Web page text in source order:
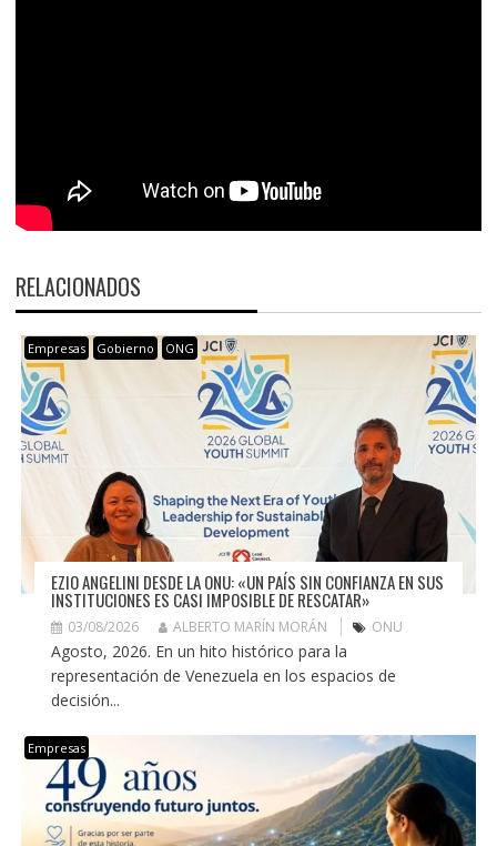
RELACIONADOS
Empresas Gobierno ONG
EZIO ANGELINI DESDE LA ONU: «UN PAÍS SIN CONFIANZA EN SUS
INSTITUCIONES ES CASI IMPOSIBLE DE RESCATAR»
03/08/2026 ALBERTO MARÍN MORÁN ONU
Agosto, 2026. En un hito histórico para la
representación de Venezuela en los espacios de
decisión...
Empresas